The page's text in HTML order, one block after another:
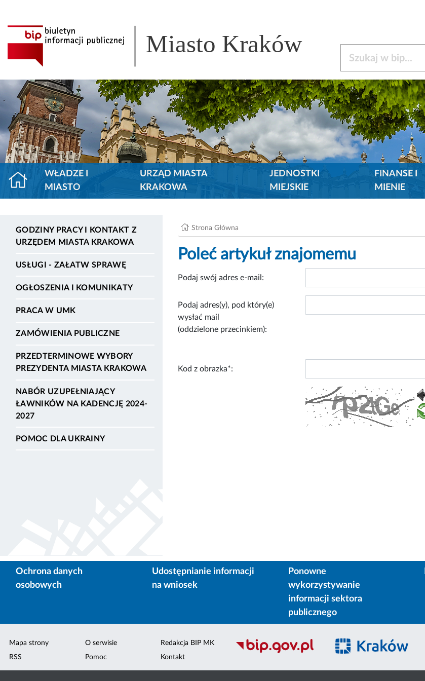
Miasto Kraków
WŁADZE I
MIASTO
URZĄD MIASTA
KRAKOWA
JEDNOSTKI
MIEJSKIE
FINANSE I
MIENIE
GODZINY PRACY I KONTAKT Z
URZĘDEM MIASTA KRAKOWA
USŁUGI - ZAŁATW SPRAWĘ
OGŁOSZENIA I KOMUNIKATY
PRACA W UMK
ZAMÓWIENIA PUBLICZNE
PRZEDTERMINOWE WYBORY
PREZYDENTA MIASTA KRAKOWA
NABÓR UZUPEŁNIAJĄCY
ŁAWNIKÓW NA KADENCJĘ 2024-
2027
POMOC DLA UKRAINY
Strona Główna
Poleć artykuł znajomemu
Podaj swój adres e-mail:
Podaj adres(y), pod który(e)
wysłać mail
(oddzielone przecinkiem):
Kod z obrazka*:
Ochrona danych
osobowych
Udostępnianie informacji
na wniosek
Ponowne
wykorzystywanie
informacji sektora
publicznego
Mapa strony
RSS
O serwisie
Pomoc
Redakcja BIP MK
Kontakt